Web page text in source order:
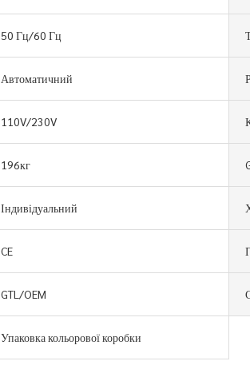
50 Гц/60 Гц
Автоматичний
110V/230V
196кг
Індивідуальний
CE
GTL/OEM
Упаковка кольорової коробки